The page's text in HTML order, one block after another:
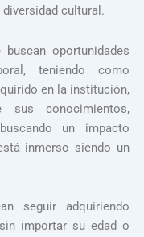
cultural.
oportunidades
teniendo como
en la institución,
conocimientos,
un impacto
inmerso siendo un
seguir adquiriendo
importar su edad o